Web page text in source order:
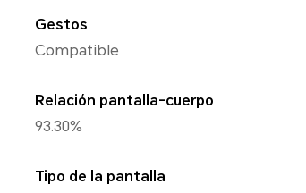
Gestos
Compatible
Relación pantalla-cuerpo
93.30%
Tipo de la pantalla